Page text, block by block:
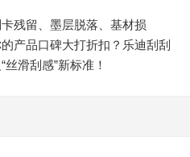
残留、墨层脱落、基材损
产品口碑大打折扣？乐迪刮刮
滑刮感”新标准！